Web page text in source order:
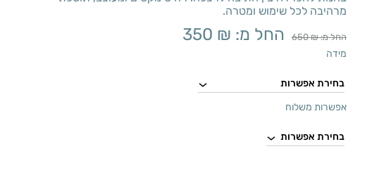
מרהיבה לכל שימוש ומטרה.
החל מ: 650₪ החל מ: 350 ₪
מידה
אפשרות משלוח